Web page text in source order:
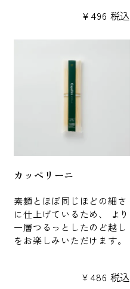
¥ 496 税込
カッペリーニ
素麺とほぼ同じほどの細さ
に仕上げているため、 より
一層つるっとしたのど越し
をお楽しみいただけます。
¥ 486 税込